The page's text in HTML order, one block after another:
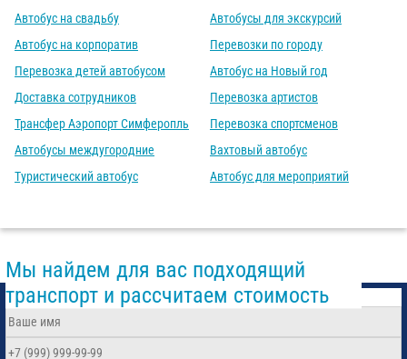
Автобус на свадьбу
Автобус на корпоратив
Перевозка детей автобусом
Доставка сотрудников
Трансфер Аэропорт Симферопль
Автобусы междугородние
Туристический автобус
Автобусы для экскурсий
Перевозки по городу
Автобус на Новый год
Перевозка артистов
Перевозка спортсменов
Вахтовый автобус
Автобус для мероприятий
Мы найдем для вас подходящий
транспорт и рассчитаем стоимость